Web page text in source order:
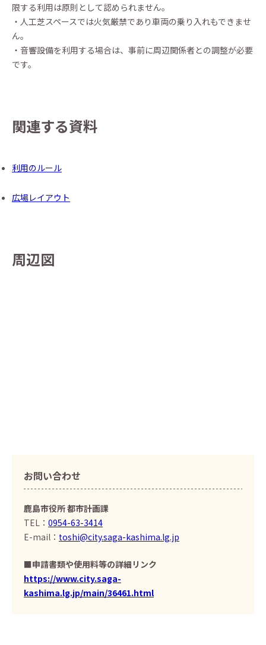
限する利用は原則として認められません。
・人工芝スペースでは火気厳禁であり車両の乗り入れもできませ
ん。
・音響設備を利用する場合は、事前に周辺関係者との調整が必要
です。
関連する資料
利用のルール
広場レイアウト
周辺図
お問い合わせ
鹿島市役所 都市計画課
TEL： 0954-63-3414
E-mail： toshi@city.saga-kashima.lg.jp
■申請書類や使用料等の詳細リンク
https://www.city.saga-
kashima.lg.jp/main/36461.html